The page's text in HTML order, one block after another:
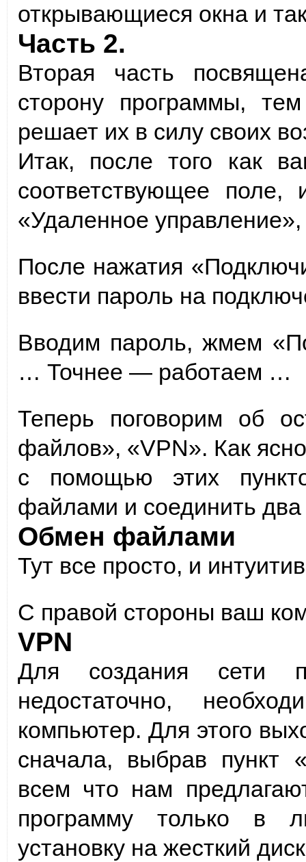
открывающиеся окна и
Часть 2.
Вторая часть
сторону программы,
решает их в силу своих
Итак, после того как
соответствующее
«Удаленное
После нажатия
ввести пароль на
Вводим пароль, жмем
… Точнее — работаем …
Теперь поговорим об
файлов», «VPN». Как
с помощью этих
файлами и соединить
Обмен файлами
Тут все просто, и
С правой стороны ваш
VPN
Для создания сети
недостаточно,
компьютер. Для этого
сначала, выбрав пункт
всем что нам
программу только в
установку на жесткий